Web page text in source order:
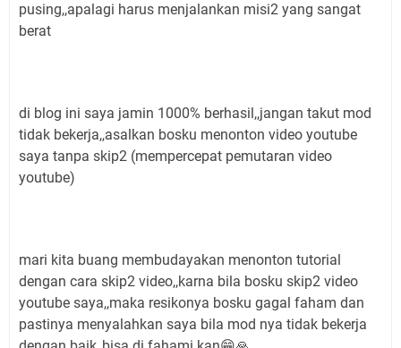
pusing,,apalagi harus menjalankan misi2 yang sangat
berat
di blog ini saya jamin 1000% berhasil,,jangan takut mod
tidak bekerja,,asalkan bosku menonton video youtube
saya tanpa skip2 (mempercepat pemutaran video
youtube)
mari kita buang membudayakan menonton tutorial
dengan cara skip2 video,,karna bila bosku skip2 video
youtube saya,,maka resikonya bosku gagal faham dan
pastinya menyalahkan saya bila mod nya tidak bekerja